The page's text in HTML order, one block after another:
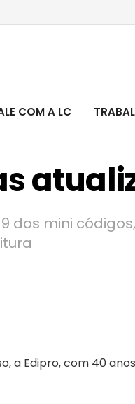
COM A LC
dos mini
a Edipro, com 40